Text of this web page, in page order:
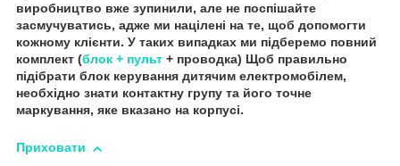
виробництво вже зупинили, але не поспішайте
засмучуватись, адже ми націлені на те, щоб допомогти
кожному клієнти. У таких випадках ми підберемо повний
комплект (блок + пульт + проводка) Щоб правильно
підібрати блок керування дитячим електромобілем,
необхідно знати контактну групу та його точне
маркування, яке вказано на корпусі.
Приховати